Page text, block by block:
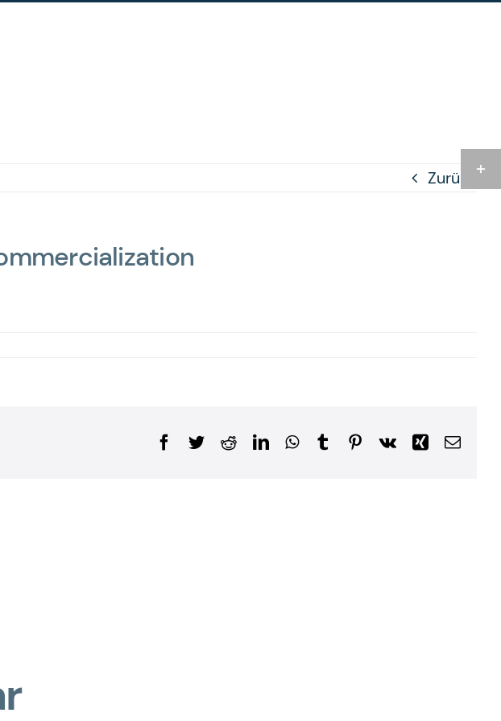
Zurück
Facebook
TwitterRedditLinkedInWhatsApp
TumblrPinterest
Vk XingE-